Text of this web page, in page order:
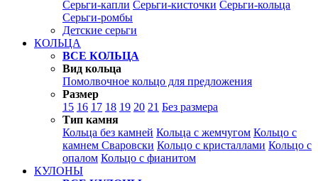
Серьги-капли Серьги-кисточки Серьги-кольца
Серьги-ромбы
Детские серьги
КОЛЬЦА
ВСЕ КОЛЬЦА
Вид кольца
Помолвочное кольцо для предложения
Размер
15 16 17 18 19 20 21 Без размера
Тип камня
Кольца без камней Кольца с жемчугом Кольцо с
камнем Сваровски Кольцо с кристаллами Кольцо с
опалом Кольцо с фианитом
КУЛОНЫ